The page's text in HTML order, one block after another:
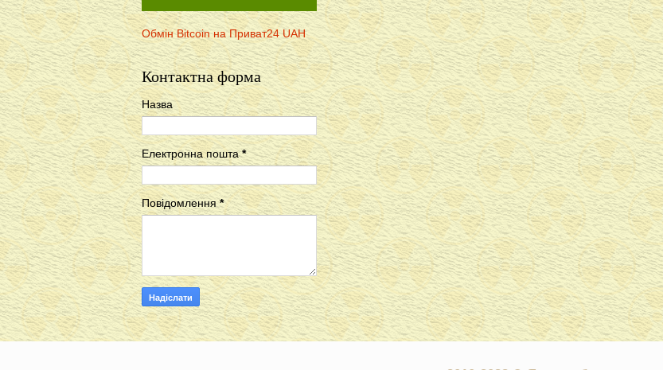
Обмін Bitcoin на Приват24 UAH
Контактна форма
Назва
Електронна пошта*
Повідомлення*